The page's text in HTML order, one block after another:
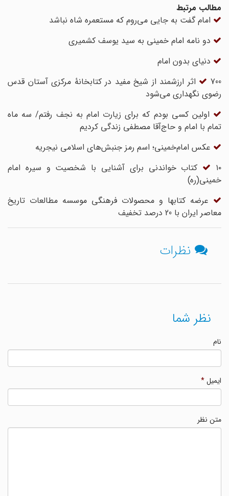
مطالب مرتبط
امام گفت به جایی می‌روم که مستعمره شاه نباشد
دو نامه امام خمینی به سید یوسف کشمیری
دنیای بدون امام
700 اثر ارزشمند از شیخ مفید در کتابخانۀ مرکزی آستان قدس
رضوی نگهداری می‌شود
اولین کسی بودم که برای زیارت امام به نجف رفتم/ سه ماه
تمام با امام و حاج‌آقا مصطفی زندگی کردیم
عکس امام‌خمینی؛ اسم رمز جنبش‌های اسلامی نیجریه
۱۰ کتاب خواندنی برای آشنایی با شخصیت و سیره امام
خمینی(ره)
عرضه کتابها و محصولات فرهنگی موسسه مطالعات تاریخ
معاصر ایران با 20 درصد تخفیف
نظرات
نظر شما
ایمیل*
متن نظر